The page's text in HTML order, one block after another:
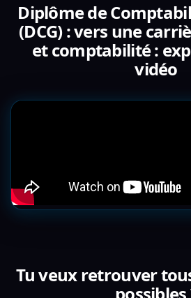
Diplôme de
(DCG) : vers une
et comptabilité :
vidéo
Tu veux retrouver